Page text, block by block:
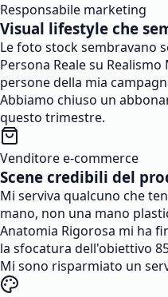
Responsabile marketing
Visual lifestyle che
Le foto stock sembravano
Persona Reale su
persone della mia
Abbiamo chiuso un
questo trimestre.
Venditore e-commerce
Scene credibili del
Mi serviva qualcuno che
mano, non una mano
Anatomia Rigorosa mi ha
la sfocatura dell'obiettivo
Mi sono risparmiato un